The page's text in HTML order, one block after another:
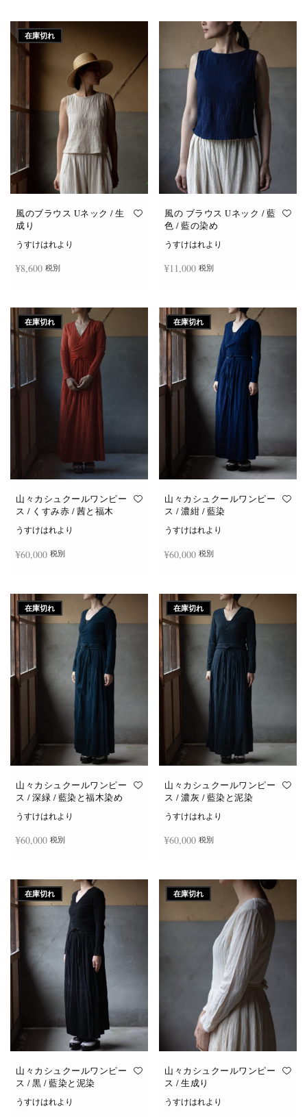
ジ
選
択
で
き
ま
す
ジ
か
ら
選
在庫切れ
風のブラウス Uネック / 生
成り
うすけはれより
¥8,600 税別
風の ブラウス Uネック / 藍
色 / 藍の染め
うすけはれより
¥11,000 税別
在庫切れ
山々カシュクールワンピー
ス / くすみ赤 / 茜と福木
うすけはれより
¥60,000 税別
在庫切れ
山々カシュクールワンピー
ス / 濃紺 / 藍染
うすけはれより
¥60,000 税別
在庫切れ
山々カシュクールワンピー
ス / 深緑 / 藍染と福木染め
うすけはれより
¥60,000 税別
在庫切れ
山々カシュクールワンピー
ス / 濃灰 / 藍染と泥染
うすけはれより
¥60,000 税別
在庫切れ
山々カシュクールワンピー
ス / 黒 / 藍染と泥染
うすけはれより
在庫切れ
山々カシュクールワンピー
ス / 生成り
うすけはれより